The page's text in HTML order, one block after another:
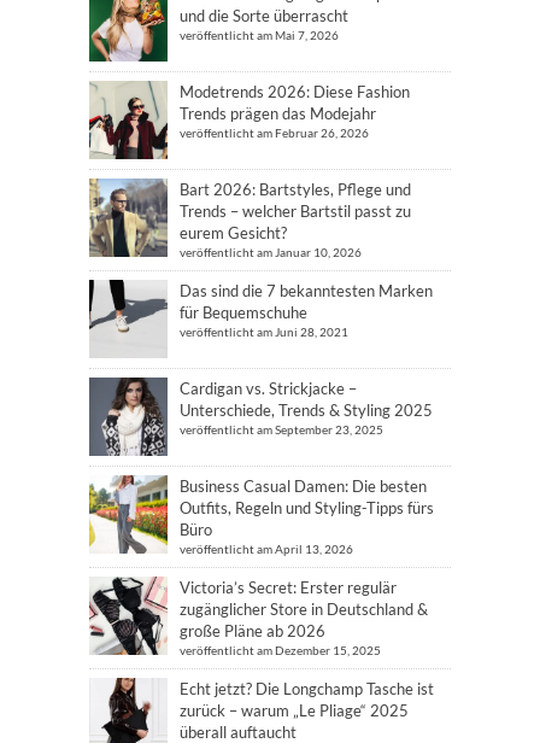
und die Sorte überrascht
veröffentlicht am Mai 7, 2026
Modetrends 2026: Diese Fashion
Trends prägen das Modejahr
veröffentlicht am Februar 26, 2026
Bart 2026: Bartstyles, Pflege und
Trends – welcher Bartstil passt zu
eurem Gesicht?
veröffentlicht am Januar 10, 2026
Das sind die 7 bekanntesten Marken
für Bequemschuhe
veröffentlicht am Juni 28, 2021
Cardigan vs. Strickjacke –
Unterschiede, Trends & Styling 2025
veröffentlicht am September 23, 2025
Business Casual Damen: Die besten
Outfits, Regeln und Styling-Tipps fürs
Büro
veröffentlicht am April 13, 2026
Victoria’s Secret: Erster regulär
zugänglicher Store in Deutschland &
große Pläne ab 2026
veröffentlicht am Dezember 15, 2025
Echt jetzt? Die Longchamp Tasche ist
zurück – warum „Le Pliage“ 2025
überall auftaucht